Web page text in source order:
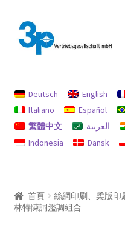
跳
至
導
跳
至
主
容
印記
我的帳戶
退款和退貨政策
Deutsch English
Italiano
Español
繁體中文
العربية
Indonesia
Dansk
首頁 絲網印刷、柔版印
林特陳詞濫調組合